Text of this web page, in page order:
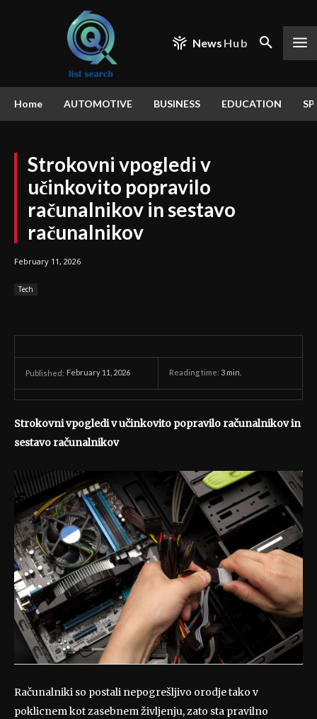
News Hub
Home AUTOMOTIVE BUSINESS EDUCATION
Strokovni vpogledi v
učinkovito popravilo
računalnikov in sestavo
računalnikov
February 11, 2026
Tech
Published: February 11, 2026 Reading time: 3 min.
Strokovni vpogledi v učinkovito popravilo računalnikov in
sestavo računalnikov
Računalniki so postali nepogrešljivo orodje tako v
poklicnem kot zasebnem življenju, zato sta pravilno